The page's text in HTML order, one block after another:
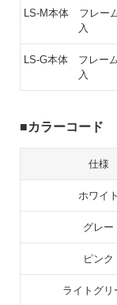
LS-M本体 フレー
入
LS-G本体 フレー
入
カラーコード
仕様
ホワイト
グレー
ピンク
ライトグリ